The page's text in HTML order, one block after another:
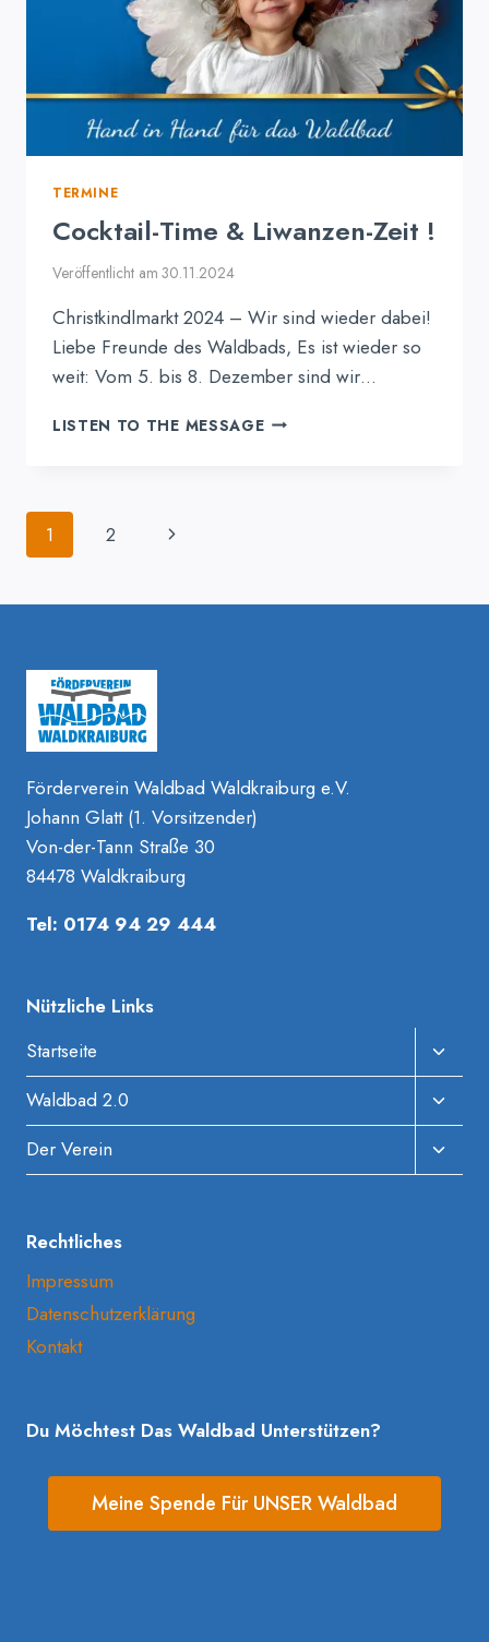
TERMINE
Cocktail-Time & Liwanzen-Zeit !
Veröffentlicht am 30.11.2024
Christkindlmarkt 2024 – Wir sind wieder dabei!
Liebe Freunde des Waldbads, Es ist wieder so
weit: Vom 5. bis 8. Dezember sind wir…
LISTEN TO THE MESSAGECOCKTAIL-
Seitennavigation
1 2
Nächste
Förderverein Waldbad Waldkraiburg e.V.
Johann Glatt (1. Vorsitzender)
Von-der-Tann Straße 30
84478 Waldkraiburg
Tel: 0174 94 29 444
Nützliche Links
Startseite
Waldbad 2.0
Der Verein
Rechtliches
Impressum
Datenschutzerklärung
Kontakt
Du Möchtest Das Waldbad Unterstützen?
Meine Spende Für UNSER Waldbad